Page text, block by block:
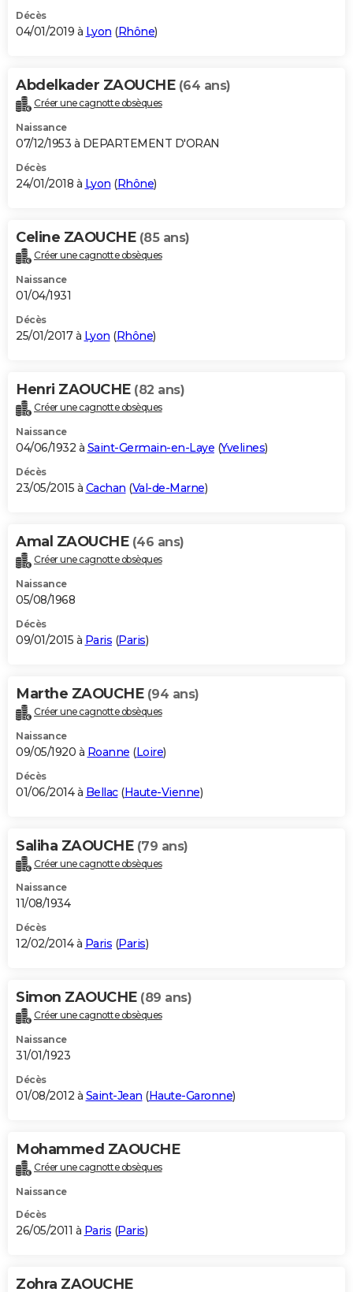
Décès
04/01/2019 à Lyon (Rhône)
Abdelkader ZAOUCHE (64 ans)
Créer une cagnotte obsèques
Naissance
07/12/1953 à DEPARTEMENT D'ORAN
Décès
24/01/2018 à Lyon (Rhône)
Celine ZAOUCHE (85 ans)
Créer une cagnotte obsèques
Naissance
01/04/1931
Décès
25/01/2017 à Lyon (Rhône)
Henri ZAOUCHE (82 ans)
Créer une cagnotte obsèques
Naissance
04/06/1932 à Saint-Germain-en-Laye (Yvelines)
Décès
23/05/2015 à Cachan (Val-de-Marne)
Amal ZAOUCHE (46 ans)
Créer une cagnotte obsèques
Naissance
05/08/1968
Décès
09/01/2015 à Paris (Paris)
Marthe ZAOUCHE (94 ans)
Créer une cagnotte obsèques
Naissance
09/05/1920 à Roanne (Loire)
Décès
01/06/2014 à Bellac(Haute-Vienne)
Saliha ZAOUCHE (79 ans)
Créer une cagnotte obsèques
Naissance
11/08/1934
Décès
12/02/2014 à Paris (Paris)
Simon ZAOUCHE (89 ans)
Créer une cagnotte obsèques
Naissance
31/01/1923
Décès
01/08/2012 à Saint-Jean (Haute-Garonne)
Mohammed ZAOUCHE
Créer une cagnotte obsèques
Naissance
Décès
26/05/2011 à Paris (Paris)
Zohra ZAOUCHE